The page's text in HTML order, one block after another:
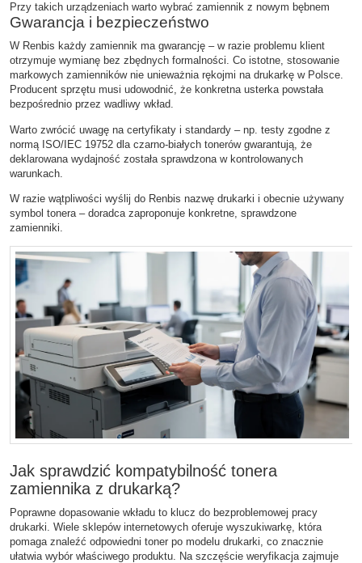
Przy takich urządzeniach warto wybrać zamiennik z nowym bębnem
Gwarancja i bezpieczeństwo
W Renbis każdy zamiennik ma gwarancję – w razie problemu klient
otrzymuje wymianę bez zbędnych formalności. Co istotne, stosowanie
markowych zamienników nie unieważnia rękojmi na drukarkę w Polsce.
Producent sprzętu musi udowodnić, że konkretna usterka powstała
bezpośrednio przez wadliwy wkład.
Warto zwrócić uwagę na certyfikaty i standardy – np. testy zgodne z
normą ISO/IEC 19752 dla czarno-białych tonerów gwarantują, że
deklarowana wydajność została sprawdzona w kontrolowanych
warunkach.
W razie wątpliwości wyślij do Renbis nazwę drukarki i obecnie używany
symbol tonera – doradca zaproponuje konkretne, sprawdzone
zamienniki.
Jak sprawdzić kompatybilność tonera
zamiennika z drukarką?
Poprawne dopasowanie wkładu to klucz do bezproblemowej pracy
drukarki. Wiele sklepów internetowych oferuje wyszukiwarkę, która
pomaga znaleźć odpowiedni toner po modelu drukarki, co znacznie
ułatwia wybór właściwego produktu. Na szczęście weryfikacja zajmuje